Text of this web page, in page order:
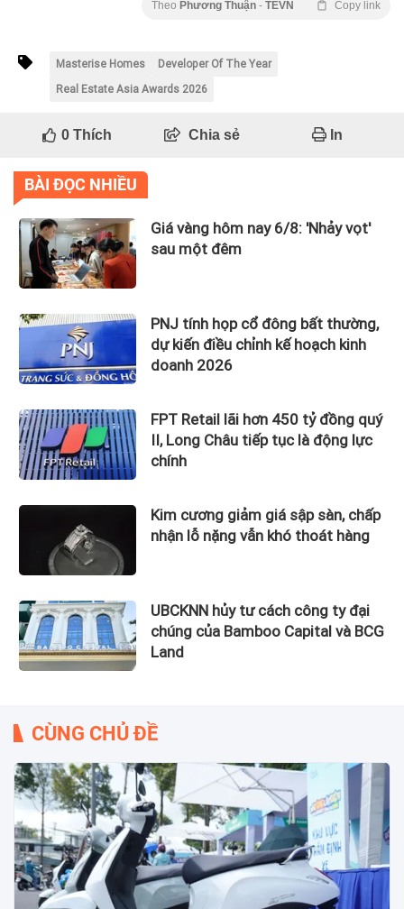
Theo Phương Thuận - TEVN Copy link
Masterise Homes
Developer Of The Year
Real Estate Asia Awards 2026
0Thích Chia sẻ In
BÀI ĐỌC NHIỀU
Giá vàng hôm nay 6/8: 'Nhảy vọt'
sau một đêm
PNJ tính họp cổ đông bất thường,
dự kiến điều chỉnh kế hoạch kinh
doanh 2026
FPT Retail lãi hơn 450 tỷ đồng quý
II, Long Châu tiếp tục là động lực
chính
Kim cương giảm giá sập sàn, chấp
nhận lỗ nặng vẫn khó thoát hàng
UBCKNN hủy tư cách công ty đại
chúng của Bamboo Capital và BCG
Land
CÙNG CHỦ ĐỀ